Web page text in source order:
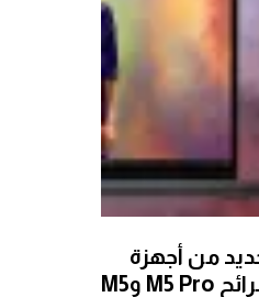
من أجهزة
MacBook Pro بشرائح M5 Pro وM5